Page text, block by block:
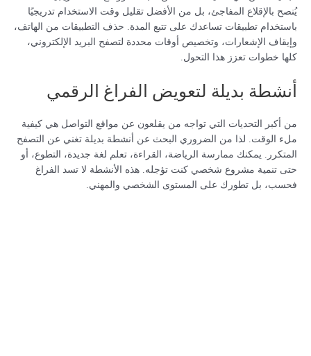
يُنصح بالإقلاع المفاجئ، بل من الأفضل تقليل وقت الاستخدام تدريجيًا
باستخدام تطبيقات تساعدك على تتبع المدة. حذف التطبيقات من الهاتف،
وإيقاف الإشعارات، وتخصيص أوقات محددة لتصفح البريد الإلكتروني،
كلها خطوات تعزز هذا التحول.
أنشطة بديلة لتعويض الفراغ الرقمي
من أكبر التحديات التي تواجه من يقلعون عن مواقع التواصل هي كيفية
ملء الوقت. لذا من الضروري البحث عن أنشطة بديلة تغني عن التصفح
المتكرر. يمكنك ممارسة الرياضة، القراءة، تعلم لغة جديدة، التطوع، أو
حتى تنمية مشروع شخصي كنت تؤجله. هذه الأنشطة لا تسد الفراغ
فحسب، بل تطورك على المستوى الشخصي والمهني.